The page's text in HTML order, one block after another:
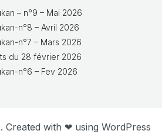
– n°9 – Mai 2026
n°8 – Avril 2026
n°7 – Mars 2026
du 28 février 2026
n°6 – Fev 2026
Created with ❤ using WordPress